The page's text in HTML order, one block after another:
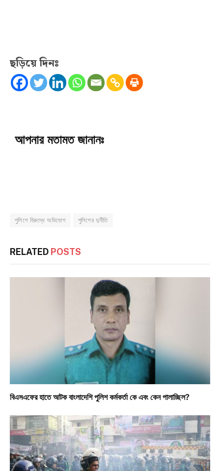
ছড়িয়ে দিনঃ
আপনার মতামত জানানঃ
পুলিশে বিরুদ্ধে অভিযোগ পুলিশের দুর্নীতি
RELATED POSTS
বিএসএফের হাতে আটক বাংলাদেশি পুলিশ কর্মকর্তা কে এবং কেন পালাচ্ছিল?